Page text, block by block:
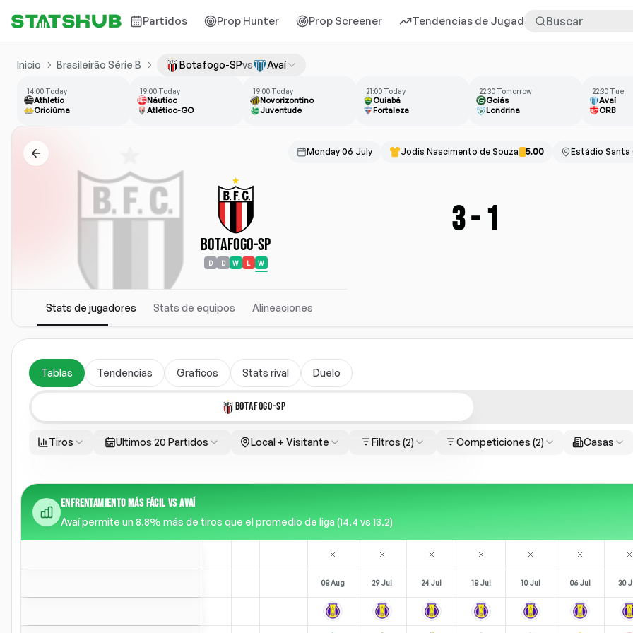
Partidos Prop Hunter Prop Screener Tendencias de Jugadores Más
Inicio Brasileirão Série B Botafogo-SPvs Avaí
14:00 Today
Athletic
Criciúma
19:00 Today
Náutico
Atlético-GO
19:00 Today
Novorizontino
Juventude
21:00 Today
Cuiabá
Fortaleza
22:30 Tomorrow
Goiás
Londrina
22:30 Tue
Avaí
CRB
Monday 06 July Jodis Nascimento de Souza 5.00 Estádio Santa
Botafogo-SP
D D W L W
3- 1
Stats de jugadores Stats de equipos Alineaciones
Tablas Tendencias Graficos Stats rival Duelo
BOTAFOGO-SP
Tiros Ultimos 20 Partidos Local + Visitante Filtros (2) Competiciones (2) Casas
ENFRENTAMIENTO MÁS FÁCIL VS AVAÍ
Avaí permite un 8.8% más de tiros que el promedio de liga (14.4 vs 13.2)
08 Aug 29 Jul 24 Jul 18 Jul 10 Jul 06 Jul 30